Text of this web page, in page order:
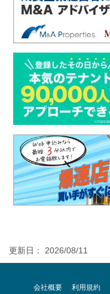
更新日： 2026/08/11
会社概要 利用規約